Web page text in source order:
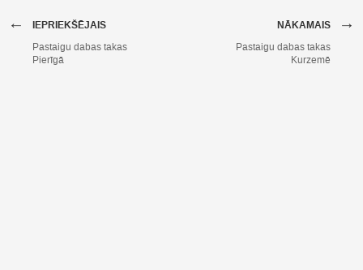
IEPRIEKŠĒJAIS
←
Pastaigu dabas takas
Pierīgā
NĀKAMAIS →
Pastaigu dabas takas
Kurzemē